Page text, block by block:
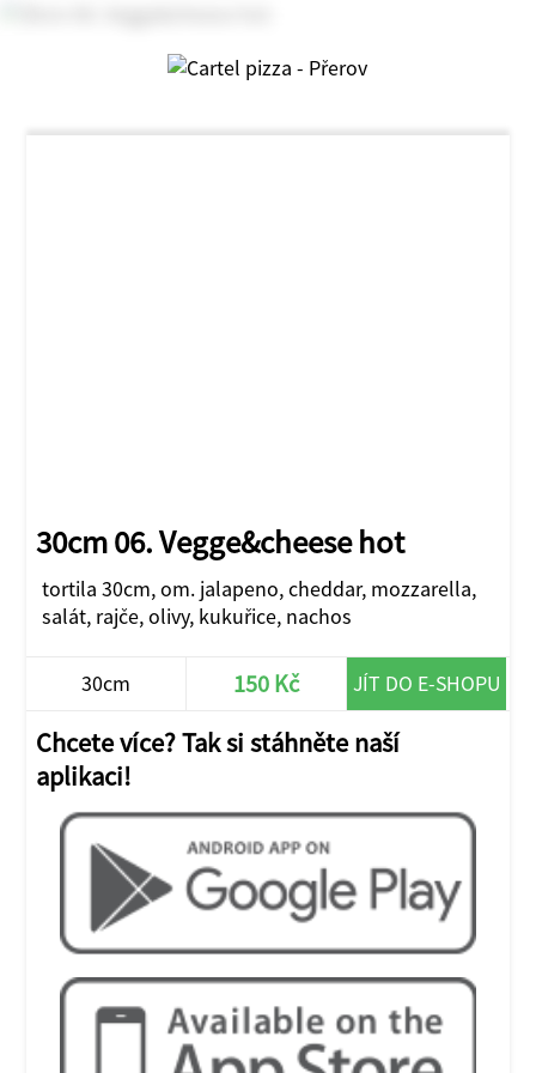
30cm 06. Vegge&cheese hot
tortila 30cm, om. jalapeno, cheddar, mozzarella,
salát, rajče, olivy, kukuřice, nachos
30cm 150 Kč JÍT DO E-SHOPU
Chcete více? Tak si stáhněte naší
aplikaci!